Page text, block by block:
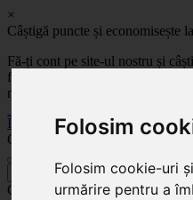
Folosim
Folosim cookie-uri
urmărire pentru a
×
Câștigă puncte și economisește
Fă-ți cont pe site-ul nostru și
fiecare comandă! Cu cât
mult!
Înregistrează-te acum
Celoplast
Celoplast